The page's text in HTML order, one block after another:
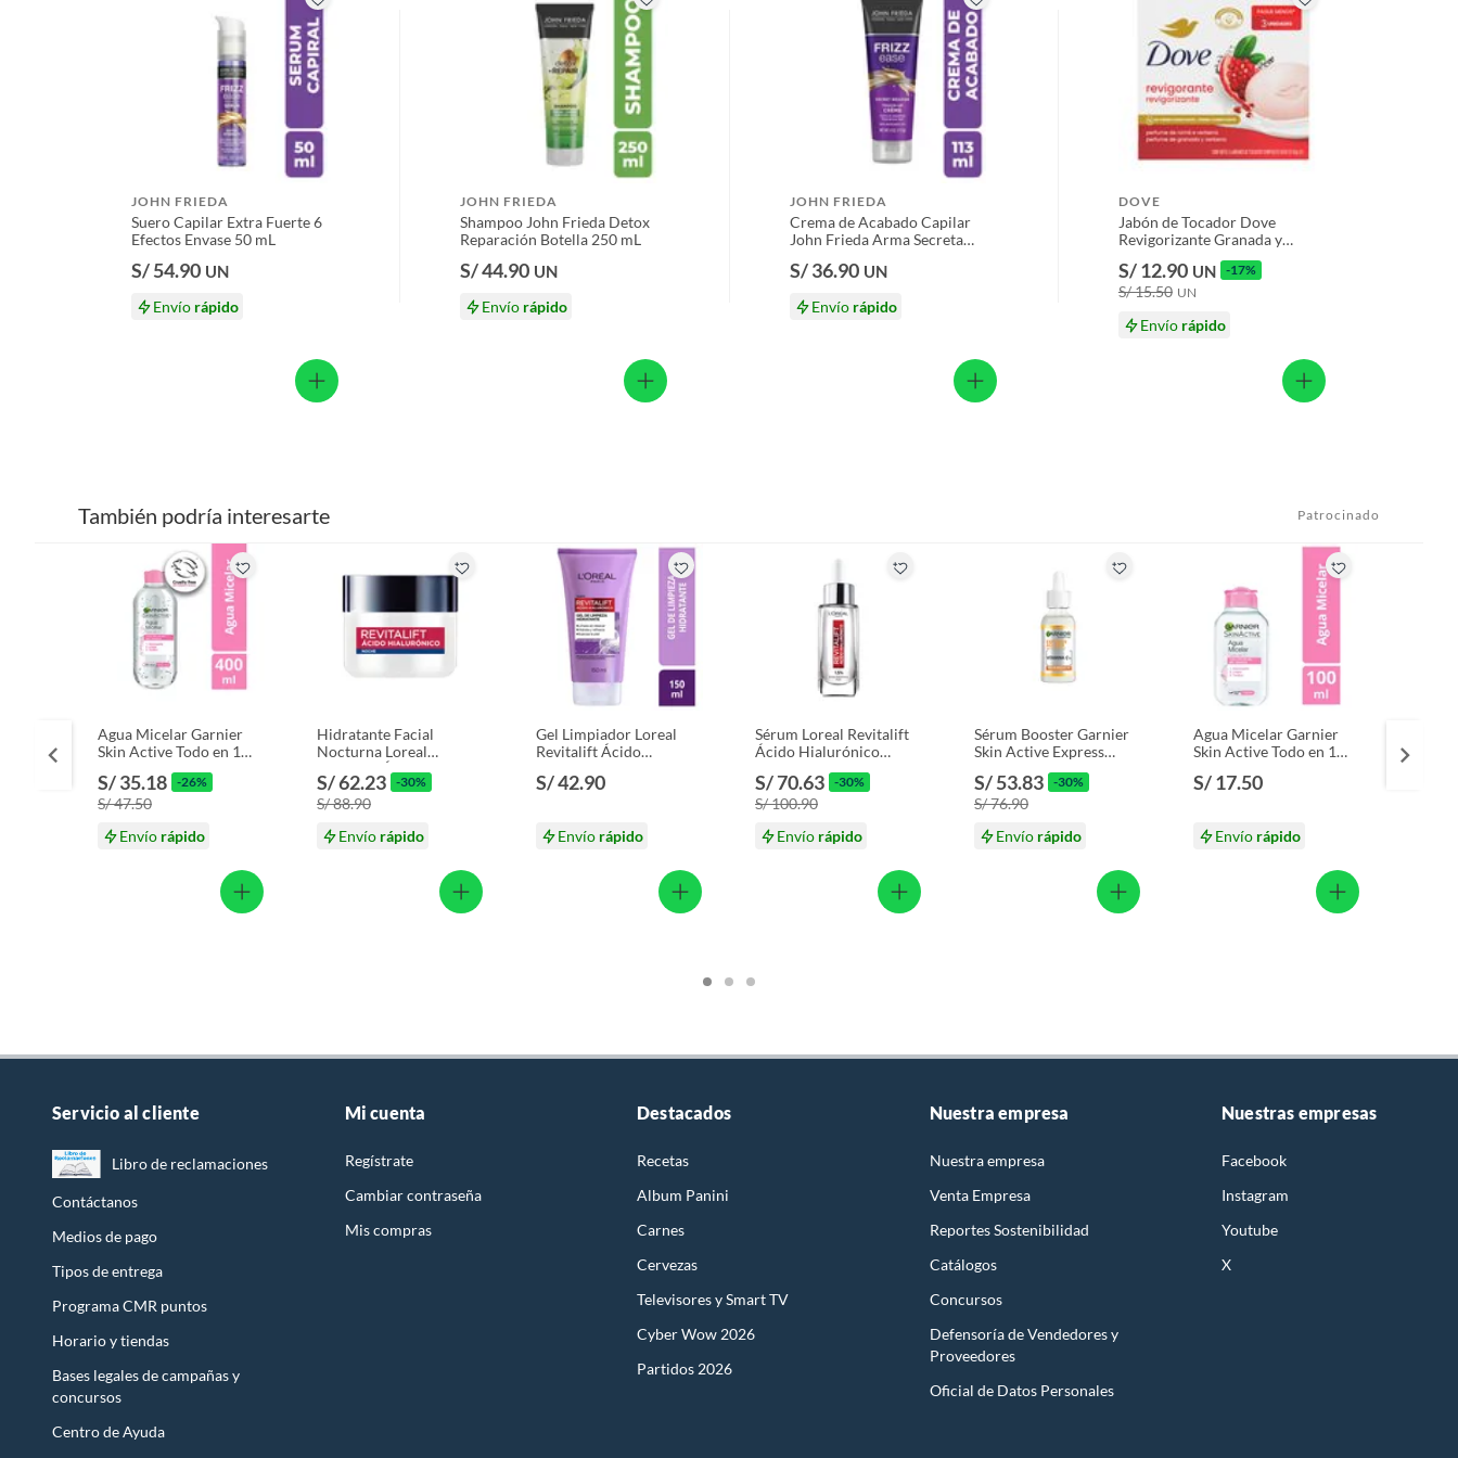
Licores y cigarros electrónicos.
JOHN FRIEDA
Suero Capilar Extra Fuerte 6
Efectos Envase 50 mL
S/ 54.90 UN
Envío rápido
JOHN FRIEDA
Shampoo John Frieda Detox
Reparación Botella 250 mL
S/ 44.90 UN
Envío rápido
JOHN FRIEDA
Crema de Acabado Capilar
John Frieda Arma Secreta
S/ 36.90 UN
Envío rápido
DOVE
Jabón de Tocador Dove
Revigorizante Granada y
Verbena Caja 3 Und
S/ 12.90 UN -17%
S/ 15.50 UN
Envío rápido
También podría interesarte Patrocinado
Agua Micelar Garnier
Skin Active Todo en 1
Envase 400 mL
S/ 35.18 -26%
S/ 47.50
Envío rápido
Hidratante Facial
Nocturna Loreal
Revitalift Ácido
Hialurónico Envase 50
mL
S/ 62.23 -30%
S/ 88.90
Envío rápido
Gel Limpiador Loreal
Revitalift Ácido
mL
S/ 42.90
Envío rápido
Sérum Loreal Revitalift
Ácido Hialurónico
Envase 30 mL
S/ 70.63 -30%
S/ 100.90
Envío rápido
Sérum Booster Garnier
Skin Active Express
Aclara Vitamina C
Envase 30 mL
S/ 53.83 -30%
S/ 76.90
Envío rápido
Agua Micelar Garnier
Skin Active Todo en 1
S/ 17.50
Envío rápido
Servicio al cliente
Libro de reclamaciones
Contáctanos
Medios de pago
Tipos de entrega
Programa CMR puntos
Horario y tiendas
Bases legales de campañas y
concursos
Centro de Ayuda
Mi cuenta
Regístrate
Cambiar contraseña
Mis compras
Destacados
Recetas
Album Panini
Carnes
Cervezas
Televisores y Smart TV
Cyber Wow 2026
Partidos 2026
Nuestra empresa
Nuestra empresa
Venta Empresa
Reportes Sostenibilidad
Catálogos
Concursos
Defensoría de Vendedores y
Proveedores
Oficial de Datos Personales
Nuestras empresas
Facebook
Instagram
Youtube
X